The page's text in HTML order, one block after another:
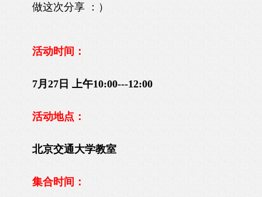
做这次分享 ：）
活动时间：
7月27日 上午10:00---12:00
活动地点：
北京交通大学教室
集合时间：